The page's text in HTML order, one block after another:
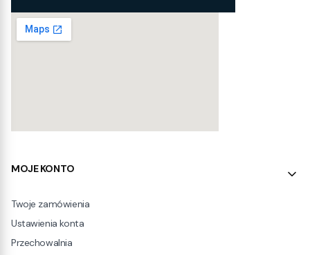
Linki w stopce
MOJE KONTO
Twoje zamówienia
Ustawienia konta
Przechowalnia